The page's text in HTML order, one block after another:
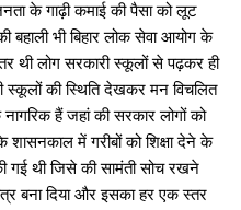
के गाढ़ी कमाई की पैसा को लूट
बहाली भी बिहार लोक सेवा आयोग के
थी लोग सरकारी स्कूलों से पढ़कर ही
की स्थिति देखकर मन विचलित
हैं जहां की सरकार लोगों को
शासनकाल में गरीबों को शिक्षा देने के
गई थी जिसे की सामंती सोच रखने
बना दिया और इसका हर एक स्तर